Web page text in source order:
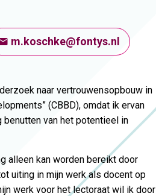
m.koschke@fontys.nl
naar vertrouwensopbouw in
(CBBD), omdat ik ervan
van het potentieel in
alleen kan worden bereikt door
uiting in mijn werk als docent op
werk voor het lectoraat wil ik door